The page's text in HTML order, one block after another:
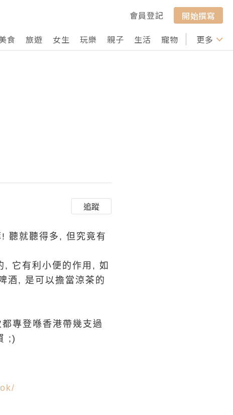
會員登記
開始撰寫
食 旅遊 女生 玩樂 親子 生活 寵物 行山 打卡
更多
追蹤
聽就聽得多, 但究竟有
, 它有利小便的作用, 如
酒, 是可以擔當涼茶的
專登喺香港帶幾支過
;)